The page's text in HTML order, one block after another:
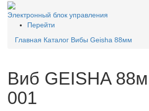
Электронный блок управления
Перейти
Главная Каталог Вибы Geisha 88мм
Виб GEISHA
001